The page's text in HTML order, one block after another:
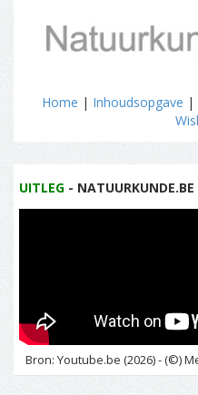
Home | Inhoudsopgave |
UITLEG -
Bron: Youtube.be (2026) - (©)